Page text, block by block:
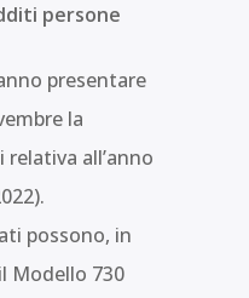
persone
presentare
la
all’anno
possono, in
Modello 730